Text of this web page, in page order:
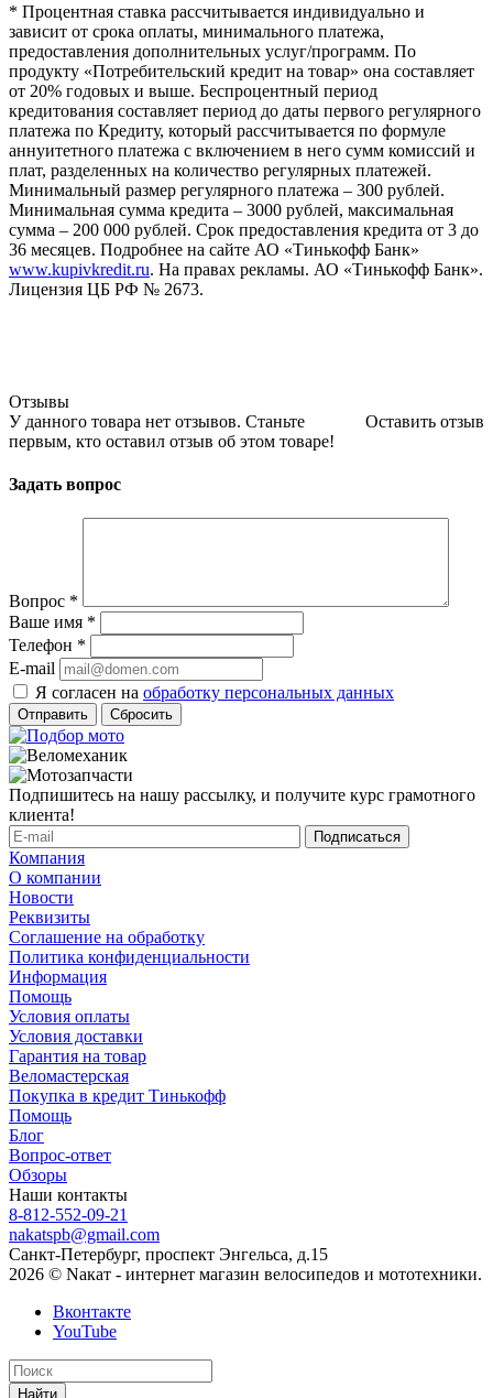
* Процентная ставка рассчитывается индивидуально и
зависит от срока оплаты, минимального платежа,
предоставления дополнительных услуг/программ. По
продукту «Потребительский кредит на товар» она составляет
от 20% годовых и выше. Беспроцентный период
кредитования составляет период до даты первого регулярного
платежа по Кредиту, который рассчитывается по формуле
аннуитетного платежа с включением в него сумм комиссий и
плат, разделенных на количество регулярных платежей.
Минимальный размер регулярного платежа – 300 рублей.
Минимальная сумма кредита – 3000 рублей, максимальная
сумма – 200 000 рублей. Срок предоставления кредита от 3 до
36 месяцев. Подробнее на сайте АО «Тинькофф Банк»
www.kupivkredit.ru. На правах рекламы. АО «Тинькофф Банк».
Лицензия ЦБ РФ № 2673.
Отзывы
Оставить отзыв
У данного товара нет отзывов. Станьте
первым, кто оставил отзыв об этом товаре!
Задать вопрос
Вопрос *
Ваше имя *
Телефон *
E-mail
Я согласен на обработку персональных данных
Сбросить
Подпишитесь на нашу рассылку, и получите курс грамотного
клиента!
Компания
О компании
Новости
Реквизиты
Соглашение на обработку
Политика конфиденциальности
Информация
Помощь
Условия оплаты
Условия доставки
Гарантия на товар
Веломастерская
Покупка в кредит Тинькофф
Помощь
Блог
Вопрос-ответ
Обзоры
Наши контакты
8-812-552-09-21
nakatspb@gmail.com
Санкт-Петербург, проспект Энгельса, д.15
2026 © Nакат - интернет магазин велосипедов и мототехники.
Вконтакте
YouTube
Найти